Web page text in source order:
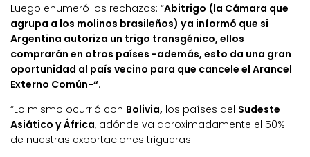
Luego enumeró los rechazos: “Abitrigo (la Cámara que
agrupa a los molinos brasileños) ya informó que si
Argentina autoriza un trigo transgénico, ellos
comprarán en otros países -además, esto da una gran
oportunidad al país vecino para que cancele el Arancel
Externo Común-“.
“Lo mismo ocurrió con Bolivia, los países del Sudeste
Asiático y África, adónde va aproximadamente el 50%
de nuestras exportaciones trigueras.